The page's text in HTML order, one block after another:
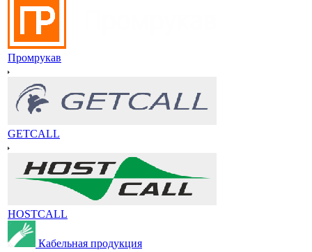
Промрукав
GETCALL
HOSTCALL
Кабельная продукция